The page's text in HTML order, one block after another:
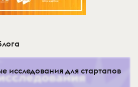
исследования для стартапов